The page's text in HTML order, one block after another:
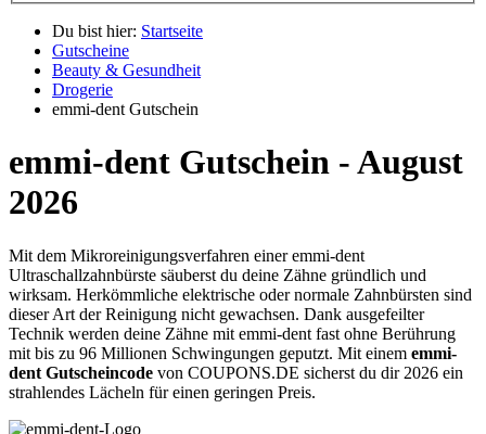
Du bist hier: Startseite
Gutscheine
Beauty & Gesundheit
Drogerie
emmi-dent Gutschein
emmi-dent Gutschein - August
2026
Mit dem Mikroreinigungsverfahren einer emmi-dent
Ultraschallzahnbürste säuberst du deine Zähne gründlich und
wirksam. Herkömmliche elektrische oder normale Zahnbürsten sind
dieser Art der Reinigung nicht gewachsen. Dank ausgefeilter
Technik werden deine Zähne mit emmi-dent fast ohne Berührung
mit bis zu 96 Millionen Schwingungen geputzt. Mit einem emmi-
dent Gutscheincode von COUPONS.DE sicherst du dir 2026 ein
strahlendes Lächeln für einen geringen Preis.